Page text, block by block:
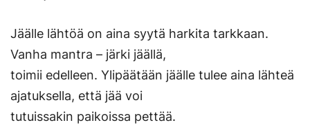
Jäälle lähtöä on aina syytä harkita tarkkaan.
Vanha mantra – järki jäällä,
toimii edelleen. Ylipäätään jäälle tulee aina lähteä
ajatuksella, että jää voi
tutuissakin paikoissa pettää.